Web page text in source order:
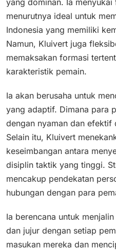
menurutnya ideal untuk
Indonesia yang memiliki
Namun, Kluivert juga
memaksakan formasi
karakteristik pemain.
Ia akan berusaha untuk
yang adaptif. Dimana para
dengan nyaman dan efektif
Selain itu, Kluivert
keseimbangan antara
disiplin taktik yang tinggi.
mencakup pendekatan
hubungan dengan para
Ia berencana untuk
dan jujur dengan setiap
masukan mereka dan